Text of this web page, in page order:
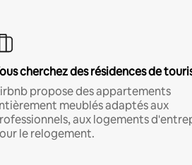
cherchez des résidences de
propose des appartements
meublés adaptés aux
aux logements
le relogement.